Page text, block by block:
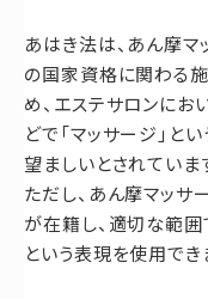
あはき法は、あん摩マ
の国家資格に関わる
め、エステサロンに
どで「マッサージ」と
望ましいとされていま
ただし、あん摩マッ
が在籍し、適切な範囲
という表現を使用でき